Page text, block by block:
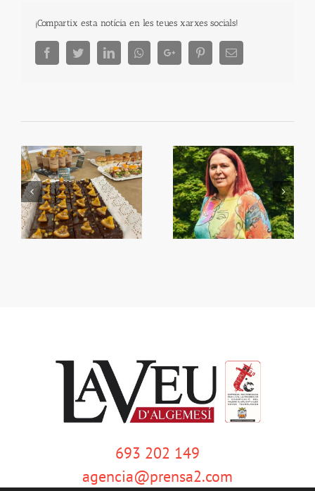
¡Compartix esta notícia en les teues xarxes socials!
FacebookTwitterLinkedInWhatsappGoogle+ PinterestEmail
Begoña García Bernal
va visitar Algemesí
Primera Setmana de la
Taronja
693 202 149
agencia@prensa2.com